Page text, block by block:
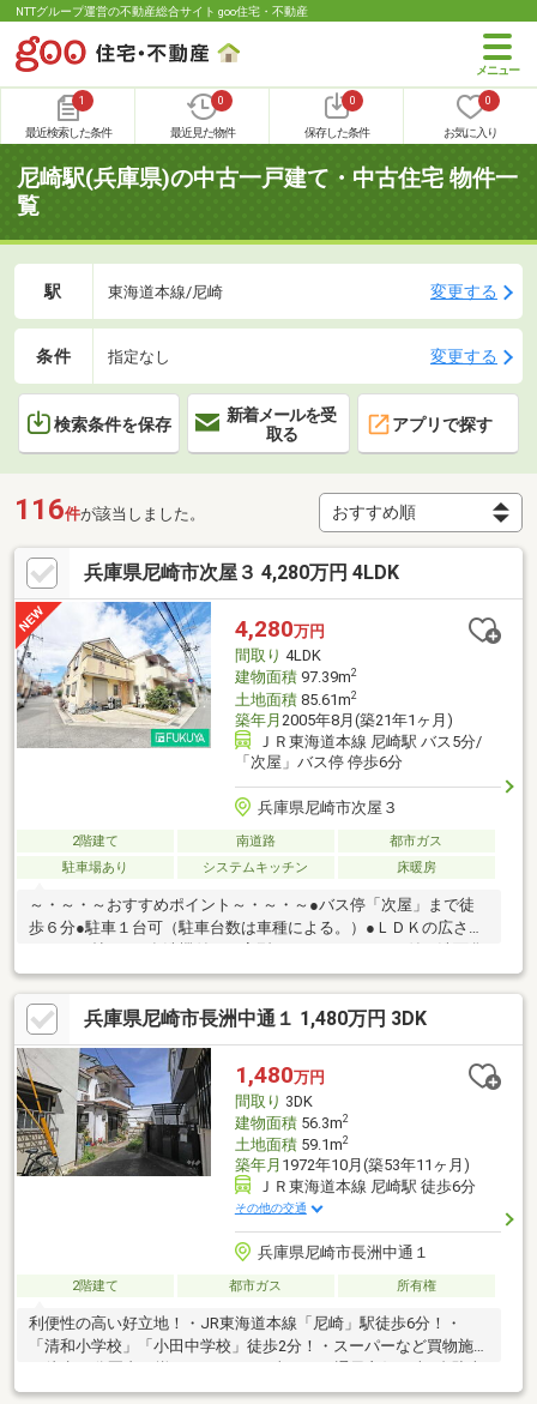
NTTグループ運営の不動産総合サイト goo住宅・不動産
1
最近検索した条件
0
最近見た物件
0
保存した条件
0
お気に入り
尼崎駅(兵庫県)の中古一戸建て・中古住宅 物件一
覧
駅 東海道本線/尼崎 変更する
条件 指定なし 変更する
検索条件を保存
新着メールを受
取る
アプリで探す
116件が該当しました。
兵庫県尼崎市次屋３ 4,280万円 4LDK
4,280万円
間取り 4LDK
建物面積97.39m2
土地面積85.61m2
築年月 2005年8月(築21年1ヶ月)
ＪＲ東海道本線 尼崎駅 バス5分/
「次屋」バス停 停歩6分
兵庫県尼崎市次屋３
2階建て 南道路
都市ガス
駐車場あり
システムキッチン 床暖房
～・～・～おすすめポイント～・～・～●バス停「次屋」まで徒
歩６分●駐車１台可（駐車台数は車種による。）●ＬＤＫの広さ約
粧台●天井裏収納庫あり●住宅ローンのご相談も承ります！■□■９
０店舗以上のFUKUYAネットワークでサポートいたします■□■家を
買うとき・売るときは福屋不動産販売尼崎店にお任せください！
お客様からのお問い合わせをスタッフ一同お待ちしております！
フリーダイヤル：０１２０－２７－２９８１
兵庫県尼崎市長洲中通１ 1,480万円 3DK
1,480万円
間取り 3DK
建物面積56.3m2
土地面積59.1m2
築年月 1972年10月(築53年11ヶ月)
ＪＲ東海道本線 尼崎駅 徒歩6分
その他の交通
兵庫県尼崎市長洲中通１
2階建て 都市ガス 所有権
利便性の高い好立地！・JR東海道本線「尼崎」駅徒歩6分！・
「清和小学校」「小田中学校」徒歩2分！・スーパーなど買物施設
可能！（車種による）【弊社の特徴について】■お車でのご来場